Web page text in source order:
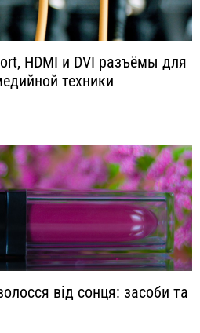
HDMI и DVI разъёмы для
техники
від сонця: засоби та